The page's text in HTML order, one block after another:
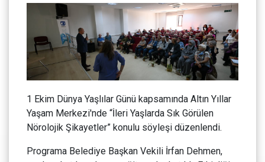
1 Ekim Dünya Yaşlılar Günü kapsamında Altın Yıllar
Yaşam Merkezi'nde “İleri Yaşlarda Sık Görülen
Nörolojik Şikayetler” konulu söyleşi düzenlendi.
Programa Belediye Başkan Vekili İrfan Dehmen,